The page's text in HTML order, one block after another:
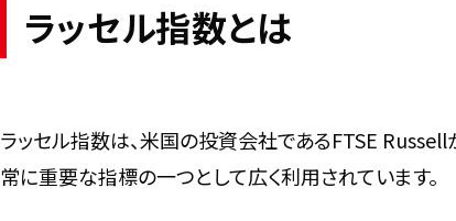
ラッセル指数とは
ラッセル指数は、米国の投資会社であるFTSE
常に重要な指標の一つとして広く利用されています。